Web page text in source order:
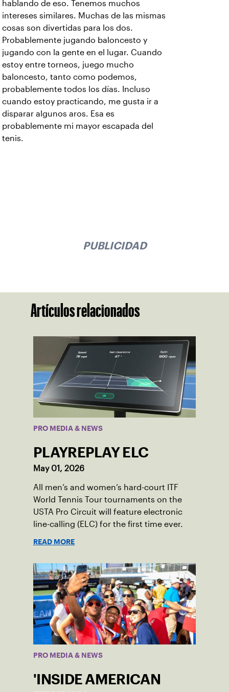
hablando de eso. Tenemos muchos
intereses similares. Muchas de las mismas
cosas son divertidas para los dos.
Probablemente jugando baloncesto y
jugando con la gente en el lugar. Cuando
estoy entre torneos, juego mucho
baloncesto, tanto como podemos,
probablemente todos los días. Incluso
cuando estoy practicando, me gusta ir a
disparar algunos aros. Esa es
probablemente mi mayor escapada del
tenis.
PUBLICIDAD
Artículos relacionados
PRO MEDIA & NEWS
PLAYREPLAY ELC
May 01, 2026
All men’s and women’s hard-court ITF
World Tennis Tour tournaments on the
USTA Pro Circuit will feature electronic
line-calling (ELC) for the first time ever.
READ MORE
PRO MEDIA & NEWS
'INSIDE AMERICAN